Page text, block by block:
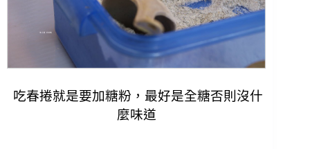
吃春捲就是要加糖粉，最好是全糖否則沒什
麼味道